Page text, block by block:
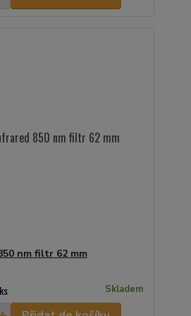
nm filtr 62 mm
Skladem